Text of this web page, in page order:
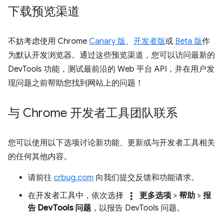
下载预览渠道
不妨考虑使用 Chrome Canary 版、 开发者版或 Beta 版作
为默认开发浏览器。通过这些预览渠道，您可以访问最新的
DevTools 功能，测试最前沿的 Web 平台 API，并在用户发
现问题之前帮助您找到网站上的问题！
与 Chrome 开发者工具团队联系
您可以使用以下选项讨论新功能、更新或与开发者工具相关
的任何其他内容。
请前往 crbug.com 向我们提交反馈和功能请求。
在开发者工具中，依次选择
more_vert 更多选项 > 帮助 > 报
告 DevTools 问题 ，以报告 DevTools 问题。